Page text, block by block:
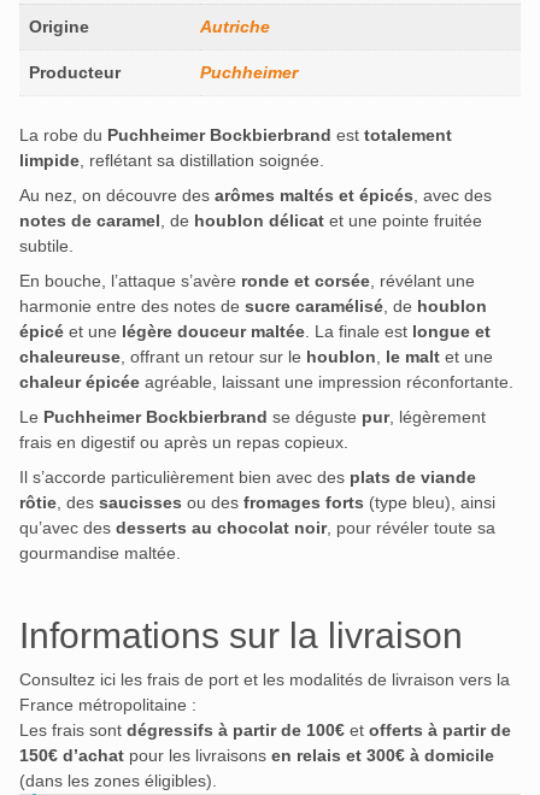
Origine Autriche
Producteur Puchheimer
La robe du Puchheimer Bockbierbrand est totalement
limpide, reflétant sa distillation soignée.
Au nez, on découvre des arômes maltés et épicés, avec des
notes de caramel, de houblon délicat et une pointe fruitée
subtile.
En bouche, l’attaque s’avère ronde et corsée, révélant une
harmonie entre des notes de sucre caramélisé, de houblon
épicé et une légère douceur maltée. La finale est longue et
chaleureuse, offrant un retour sur le houblon, le malt et une
chaleur épicée agréable, laissant une impression réconfortante.
Le Puchheimer Bockbierbrand se déguste pur, légèrement
frais en digestif ou après un repas copieux.
Il s’accorde particulièrement bien avec des plats de viande
rôtie, des saucisses ou des fromages forts (type bleu), ainsi
qu’avec des desserts au chocolat noir, pour révéler toute sa
gourmandise maltée.
Informations sur la livraison
Consultez ici les frais de port et les modalités de livraison vers la
France métropolitaine :
Les frais sont dégressifs à partir de 100€ et offerts à partir de
150€ d’achat pour les livraisons en relais et 300€ à domicile
(dans les zones éligibles).